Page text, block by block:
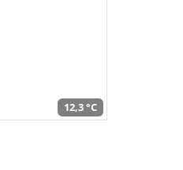
12,3 °C